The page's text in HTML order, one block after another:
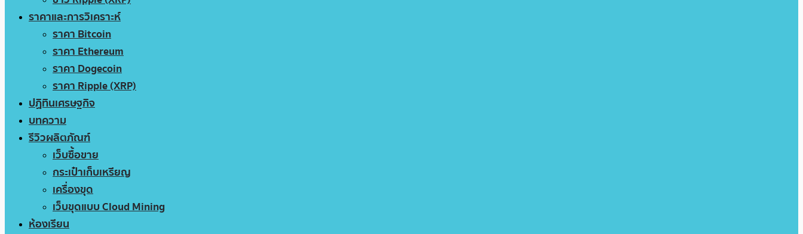
ราคาและการวิเคราะห์
ราคา Bitcoin
ราคา Ethereum
ราคา Dogecoin
ราคา Ripple (XRP)
ปฏิทินเศรษฐกิจ
บทความ
รีวิวผลิตภัณฑ์
เว็บซื้อขาย
กระเป๋าเก็บเหรียญ
เครื่องขุด
เว็บขุดแบบ Cloud Mining
ห้องเรียน